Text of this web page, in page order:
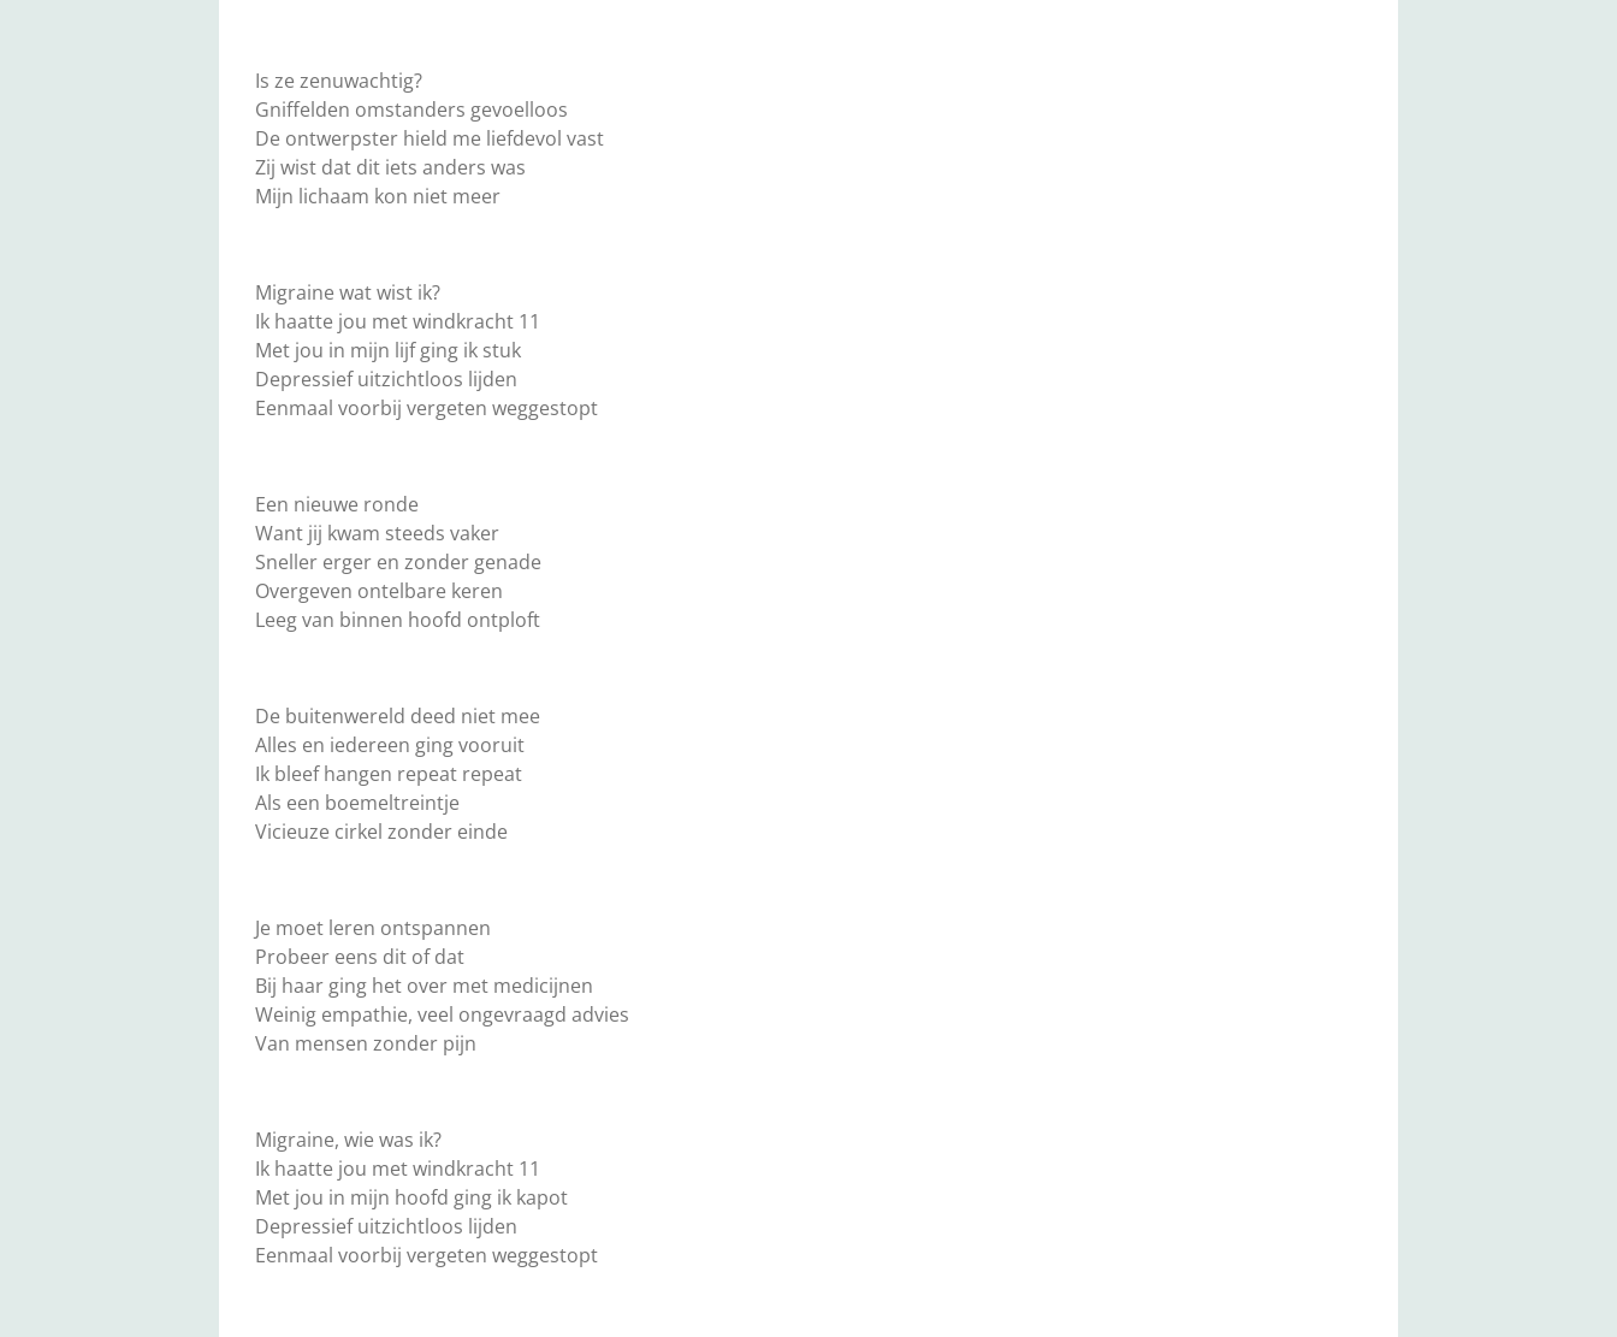
Is ze zenuwachtig?
Gniffelden omstanders gevoelloos
De ontwerpster hield me liefdevol vast
Zij wist dat dit iets anders was
Mijn lichaam kon niet meer
Migraine wat wist ik?
Ik haatte jou met windkracht 11
Met jou in mijn lijf ging ik stuk
Depressief uitzichtloos lijden
Eenmaal voorbij vergeten weggestopt
Een nieuwe ronde
Want jij kwam steeds vaker
Sneller erger en zonder genade
Overgeven ontelbare keren
Leeg van binnen hoofd ontploft
De buitenwereld deed niet mee
Alles en iedereen ging vooruit
Ik bleef hangen repeat repeat
Als een boemeltreintje
Vicieuze cirkel zonder einde
Je moet leren ontspannen
Probeer eens dit of dat
Bij haar ging het over met medicijnen
Weinig empathie, veel ongevraagd advies
Van mensen zonder pijn
Migraine, wie was ik?
Ik haatte jou met windkracht 11
Met jou in mijn hoofd ging ik kapot
Depressief uitzichtloos lijden
Eenmaal voorbij vergeten weggestopt